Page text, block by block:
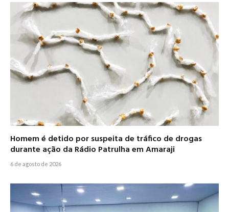
Homem é detido por suspeita de tráfico de drogas
durante ação da Rádio Patrulha em Amaraji
6 de agosto de 2026